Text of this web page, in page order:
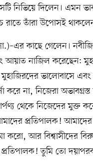
নিভিয়ে দিলেন। এমন
রাতে তাঁরা উপোসই
কাছে গেলেন।
আয়াত নাজিল করেছেন:
মুহাজিরদের ভালোবাসে
করে না, নিজেরা
থেকে নিজেদের মুক্ত
প্রতিপালক! আমাদের ও
করো, আর বিশ্বাসীদের
প্রতিপালক! তুমি তো